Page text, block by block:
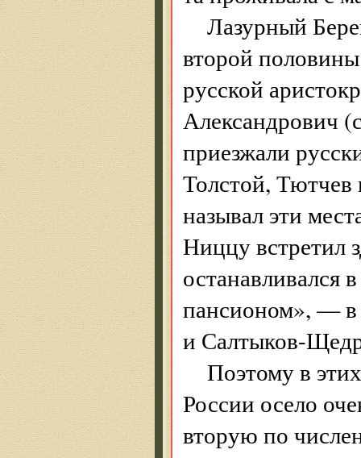
Лазурный
второй
русской
Александрович
приезжали
Толстой,
называл эти
Ниццу встретил
останавливался
пансионом», — в
и Салтыков-
Поэтому в
России осело
вторую по